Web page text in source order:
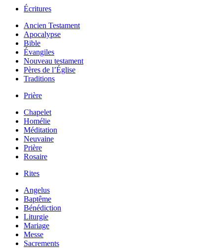
Écritures
Ancien Testament
Apocalypse
Bible
Évangiles
Nouveau testament
Pères de l’Église
Traditions
Prière
Chapelet
Homélie
Méditation
Neuvaine
Prière
Rosaire
Rites
Angelus
Baptême
Bénédiction
Liturgie
Mariage
Messe
Sacrements